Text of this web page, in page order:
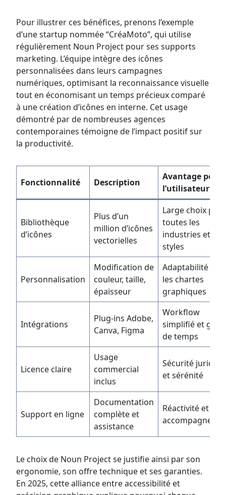
Pour illustrer ces bénéfices, prenons l’exemple
d’une startup nommée “CréaMoto”, qui utilise
régulièrement Noun Project pour ses supports
marketing. L’équipe intègre des icônes
personnalisées dans leurs campagnes
numériques, optimisant la reconnaissance visuelle
tout en économisant un temps précieux comparé
à une création d’icônes en interne. Cet usage
démontré par de nombreuses agences
contemporaines témoigne de l’impact positif sur
la productivité.
Fonctionnalité Description
Avantage pour
l’utilisateur
Bibliothèque
d’icônes
Plus d’un
million d’icônes
vectorielles
Large choix
toutes les
industries et
styles
Personnalisation
Modification de
couleur, taille,
épaisseur
Adaptabilité
les chartes
graphiques
Intégrations
Plug-ins Adobe,
Canva, Figma
Workflow
simplifié et gain
de temps
Licence claire
Usage
commercial
inclus
Sécurité
et sérénité
Support en ligne
Documentation
complète et
assistance
Réactivité et
Le choix de Noun Project se justifie ainsi par son
ergonomie, son offre technique et ses garanties.
En 2025, cette alliance entre accessibilité et